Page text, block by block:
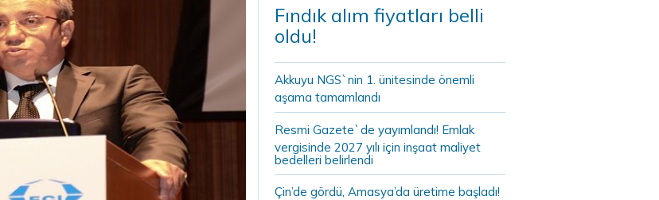
Fındık alım fiyatları belli
oldu!
Akkuyu NGS`nin 1. ünitesinde önemli
aşama tamamlandı
Resmi Gazete`de yayımlandı! Emlak
vergisinde 2027 yılı için inşaat maliyet
bedelleri belirlendi
Çin’de gördü, Amasya’da üretime başladı!